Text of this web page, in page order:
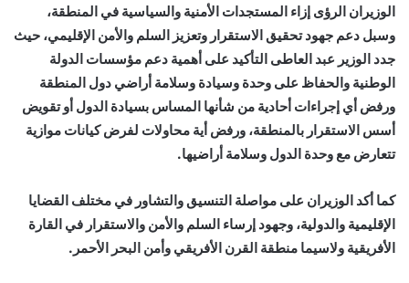
الوزيران الرؤى إزاء المستجدات الأمنية والسياسية في المنطقة،
وسبل دعم جهود تحقيق الاستقرار وتعزيز السلم والأمن الإقليمي، حيث
جدد الوزير عبد العاطى التأكيد على أهمية دعم مؤسسات الدولة
الوطنية والحفاظ على وحدة وسيادة وسلامة أراضي دول المنطقة
ورفض أي إجراءات أحادية من شأنها المساس بسيادة الدول أو تقويض
أسس الاستقرار بالمنطقة، ورفض أية محاولات لفرض كيانات موازية
تتعارض مع وحدة الدول وسلامة أراضيها.
كما أكد الوزيران على مواصلة التنسيق والتشاور في مختلف القضايا
الإقليمية والدولية، وجهود إرساء السلم والأمن والاستقرار في القارة
الأفريقية ولاسيما منطقة القرن الأفريقي وأمن البحر الأحمر.